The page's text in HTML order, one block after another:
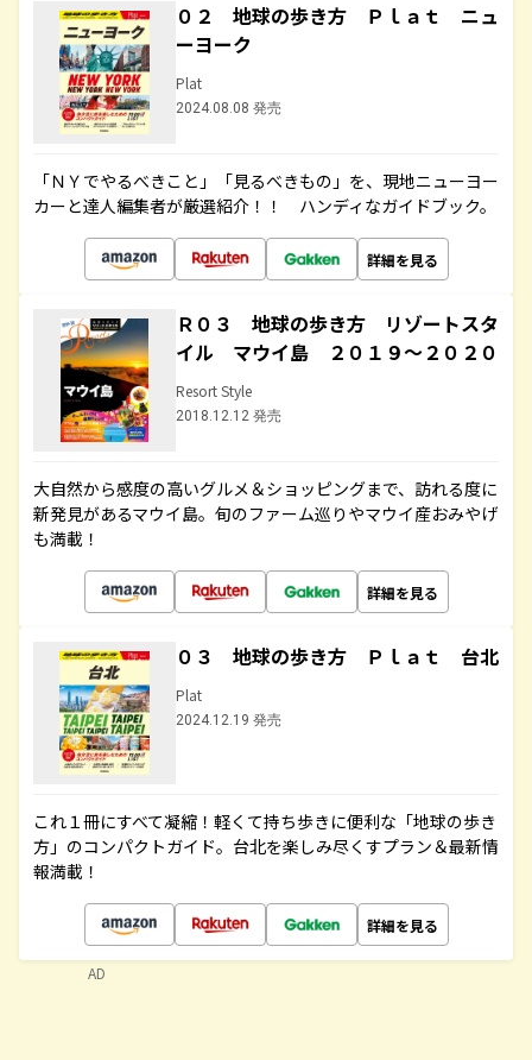
０２ 地球の歩き方 Ｐｌａｔ ニュ
ーヨーク
Plat
2024.08.08 発売
「ＮＹでやるべきこと」「見るべきもの」を、現地ニューヨー
カーと達人編集者が厳選紹介！！ ハンディなガイドブック。
詳細を見る
Ｒ０３ 地球の歩き方 リゾートスタ
イル マウイ島 ２０１９～２０２０
Resort Style
2018.12.12 発売
大自然から感度の高いグルメ＆ショッピングまで、訪れる度に
新発見があるマウイ島。旬のファーム巡りやマウイ産おみやげ
も満載！
詳細を見る
０３ 地球の歩き方 Ｐｌａｔ 台北
Plat
2024.12.19 発売
これ１冊にすべて凝縮！軽くて持ち歩きに便利な「地球の歩き
方」のコンパクトガイド。台北を楽しみ尽くすプラン＆最新情
報満載！
詳細を見る
AD